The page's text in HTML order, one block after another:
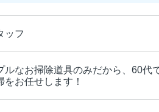
ッフ
ルなお掃除道具のみだから、60
をお任せします！